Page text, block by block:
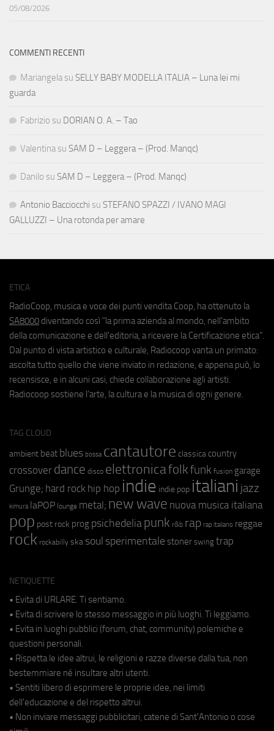
05/08/2026
COMMENTI RECENTI
Mariangela su SELLY BABY MODELLA ITALIA – Luna lei mi
guarda
Fabrizio su DORIAN O. A. – Tao
Valentina su SAM D – Leggera – (Prod. Manqc)
Danilo su SAM D – Leggera – (Prod. Manqc)
Antonio Bacciocchi su STEFANO SPAZZI / IVANO MAGI
GALLUZZI – Una rotonda per amare
ETICA
RadioCoop, musica e voce dei punti vendita Coop, ha ottenuto la
SA8000 diventando così "la prima azienda al mondo, nell'ambito
della comunicazione e dell'editoria, a ricevere la Certificazione etica".
Dal punto di vista artistico e culturale, Radiocoop vanta un primato:
ascolta tutto quello che viene inviato in redazione, e appena può, lo
recensisce, e in alcuni casi, chiede collaborazione agli artisti.
Radiocoop sostiene l'arte, la cultura e la musica di ogni genere.
TAG CLOUD
ambient beat blues bossa cantautore classica country
crossover dance disco elettronicafolkfunk fusion garage
Grunge; hard rock hip hop indie indie pop italiani jazz
kimura laPOP lounge metal; new wave nuova musica italiana
pop post rock prog psichedeliapunk r&b rap rap italiano reggae
rock rockabilly ska soul sperimentale stoner swing trap
NETIQUETTE
• Evita di URLARE. Ti sentiamo.
• Evita di scrivere lo stesso messaggio in più luoghi. Ti leggiamo.
• Evita in luoghi pubblici (forum, chat, community) polemiche e
questioni personali.
• Rispetta le idee altrui, le religioni e razze diverse dalla tua, non
bestemmiare né insultare altri utenti.
• Sentiti libero di esprimere le proprie idee, nei limiti
dell'educazione e del rispetto altrui.
• Non inviare messaggi pubblicitari, catene di Sant'Antonio o cose